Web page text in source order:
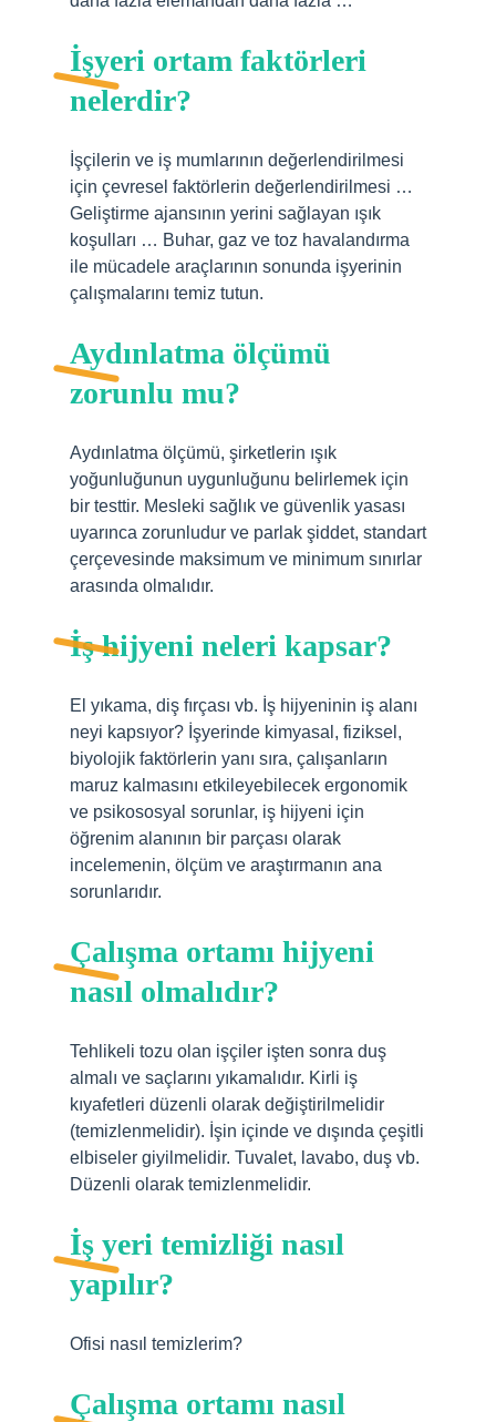
İşyeri ortam faktörleri
nelerdir?
İşçilerin ve iş mumlarının değerlendirilmesi
için çevresel faktörlerin değerlendirilmesi …
Geliştirme ajansının yerini sağlayan ışık
koşulları … Buhar, gaz ve toz havalandırma
ile mücadele araçlarının sonunda işyerinin
çalışmalarını temiz tutun.
Aydınlatma ölçümü
zorunlu mu?
Aydınlatma ölçümü, şirketlerin ışık
yoğunluğunun uygunluğunu belirlemek için
bir testtir. Mesleki sağlık ve güvenlik yasası
uyarınca zorunludur ve parlak şiddet, standart
çerçevesinde maksimum ve minimum sınırlar
arasında olmalıdır.
İş hijyeni neleri kapsar?
El yıkama, diş fırçası vb. İş hijyeninin iş alanı
neyi kapsıyor? İşyerinde kimyasal, fiziksel,
biyolojik faktörlerin yanı sıra, çalışanların
maruz kalmasını etkileyebilecek ergonomik
ve psikososyal sorunlar, iş hijyeni için
öğrenim alanının bir parçası olarak
incelemenin, ölçüm ve araştırmanın ana
sorunlarıdır.
Çalışma ortamı hijyeni
nasıl olmalıdır?
Tehlikeli tozu olan işçiler işten sonra duş
almalı ve saçlarını yıkamalıdır. Kirli iş
kıyafetleri düzenli olarak değiştirilmelidir
(temizlenmelidir). İşin içinde ve dışında çeşitli
elbiseler giyilmelidir. Tuvalet, lavabo, duş vb.
Düzenli olarak temizlenmelidir.
İş yeri temizliği nasıl
yapılır?
Ofisi nasıl temizlerim?
Çalışma ortamı nasıl